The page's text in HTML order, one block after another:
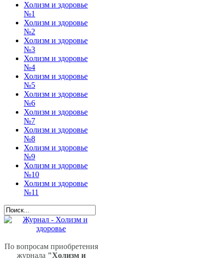
Холизм и здоровье
№1
Холизм и здоровье
№2
Холизм и здоровье
№3
Холизм и здоровье
№4
Холизм и здоровье
№5
Холизм и здоровье
№6
Холизм и здоровье
№7
Холизм и здоровье
№8
Холизм и здоровье
№9
Холизм и здоровье
№10
Холизм и здоровье
№11
По вопросам приобретения
журнала "Холизм и